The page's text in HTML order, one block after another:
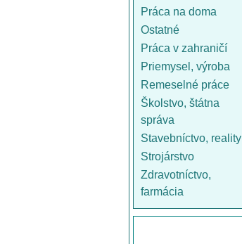
Práca na doma
Ostatné
Práca v zahraničí
Priemysel, výroba
Remeselné práce
Školstvo, štátna
správa
Stavebníctvo, reality
Strojárstvo
Zdravotníctvo,
farmácia